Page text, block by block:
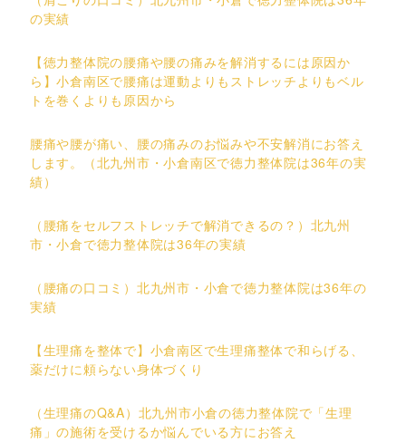
の実績
【徳力整体院の腰痛や腰の痛みを解消するには原因か
ら】小倉南区で腰痛は運動よりもストレッチよりもベル
トを巻くよりも原因から
腰痛や腰が痛い、腰の痛みのお悩みや不安解消にお答え
します。（北九州市・小倉南区で徳力整体院は36年の実
績）
（腰痛をセルフストレッチで解消できるの？）北九州
市・小倉で徳力整体院は36年の実績
（腰痛の口コミ）北九州市・小倉で徳力整体院は36年の
実績
【生理痛を整体で】小倉南区で生理痛整体で和らげる、
薬だけに頼らない身体づくり
（生理痛のQ&A）北九州市小倉の徳力整体院で「生理
痛」の施術を受けるか悩んでいる方にお答え